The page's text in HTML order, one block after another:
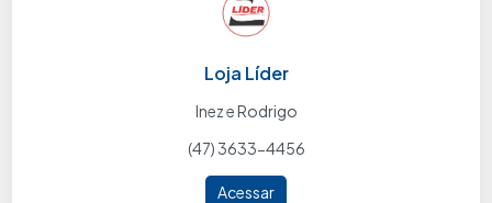
Loja Líder
Inez e Rodrigo
(47) 3633-4456
Acessar